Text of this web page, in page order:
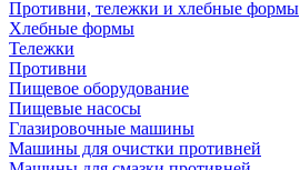
Противни, тележки и хлебные формы
Хлебные формы
Тележки
Противни
Пищевое оборудование
Пищевые насосы
Глазировочные машины
Машины для очистки противней